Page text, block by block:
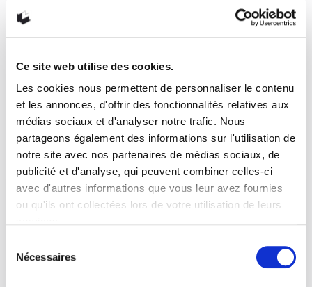
Ce site web utilise des cookies.
Les cookies nous permettent de personnaliser le contenu
et les annonces, d'offrir des fonctionnalités relatives aux
médias sociaux et d'analyser notre trafic. Nous
partageons également des informations sur l'utilisation de
notre site avec nos partenaires de médias sociaux, de
publicité et d'analyse, qui peuvent combiner celles-ci
avec d'autres informations que vous leur avez fournies
ou qu'ils ont collectées lors de votre utilisation de leurs
Nécessaires
Cette voix m’a rappelé celle de grands auteurs américains,
dont certains figurent parmi les incontournables de la
bibliothèque de Franck Bouysse lui-même. Faulkner surtout,
Steinbeck, dans toute son humanité. Gabriel Tallent aussi, et
1 novembre 2019 0 Like